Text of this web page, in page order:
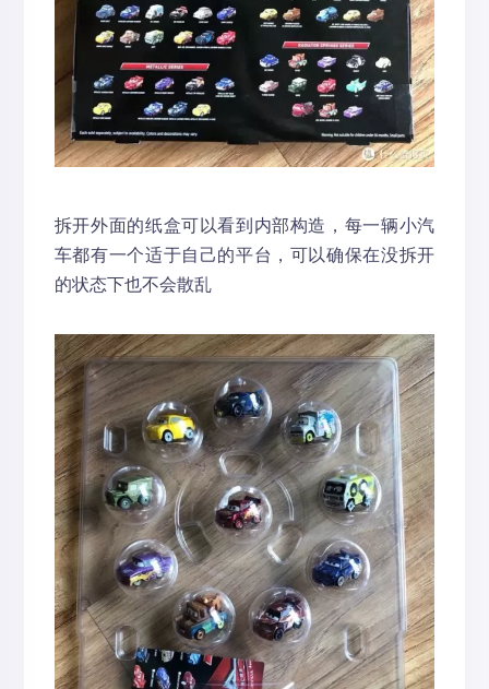
拆开外面的纸盒可以看到内部构造，每一辆小汽
车都有一个适于自己的平台，可以确保在没拆开
的状态下也不会散乱